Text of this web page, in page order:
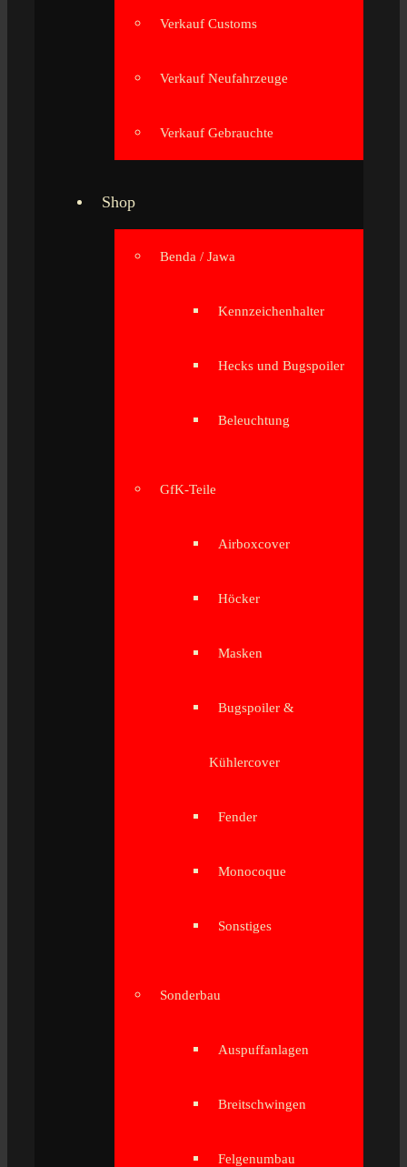
Verkauf Customs
Verkauf Neufahrzeuge
Verkauf Gebrauchte
Shop
Benda / Jawa
Kennzeichenhalter
Hecks und Bugspoiler
Beleuchtung
GfK-Teile
Airboxcover
Höcker
Masken
Bugspoiler &
Kühlercover
Fender
Monocoque
Sonstiges
Sonderbau
Auspuffanlagen
Breitschwingen
Felgenumbau